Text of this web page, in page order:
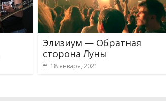
Элизиум — Обратная
сторона Луны
18 января, 2021